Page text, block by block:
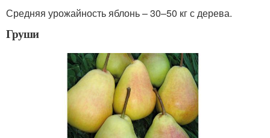
Средняя урожайность яблонь – 30–50 кг с дерева.
Груши